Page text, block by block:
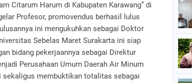
Citarum Harum di Kabupaten Karawang” di
Profesor, promovendus berhasil lulus
ini mengukuhkan sebagai Doktor
Sebelas Maret Surakarta ini siap
bidang pekerjaannya sebagai Direktur
Perusahaan Umum Daerah Air Minum
sekaligus membuktikan totalitas sebagai